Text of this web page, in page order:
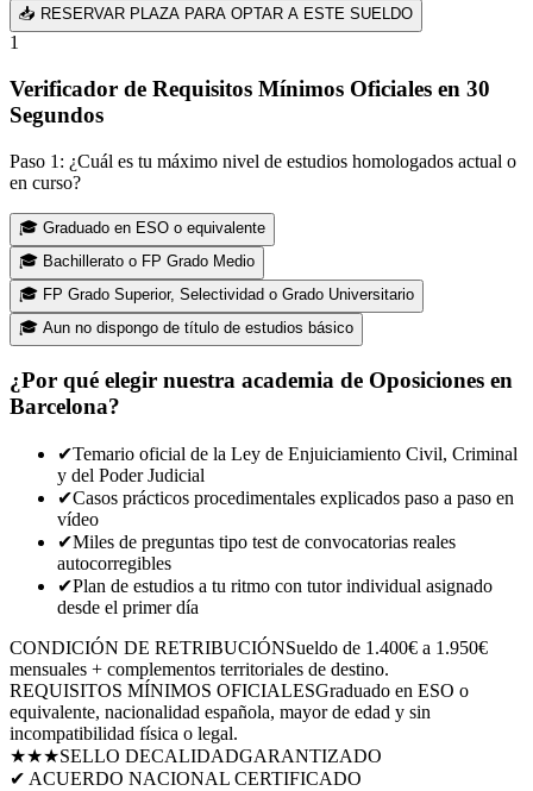
📥 RESERVAR PLAZA PARA OPTAR A ESTE SUELDO
1
Verificador de Requisitos Mínimos Oficiales en 30
Segundos
Paso 1: ¿Cuál es tu máximo nivel de estudios homologados actual o
en curso?
🎓 Graduado en ESO o equivalente
🎓 Bachillerato o FP Grado Medio
🎓 FP Grado Superior, Selectividad o Grado Universitario
🎓 Aun no dispongo de título de estudios básico
¿Por qué elegir nuestra academia de Oposiciones en
Barcelona?
✔Temario oficial de la Ley de Enjuiciamiento Civil, Criminal
y del Poder Judicial
✔Casos prácticos procedimentales explicados paso a paso en
vídeo
✔Miles de preguntas tipo test de convocatorias reales
autocorregibles
✔Plan de estudios a tu ritmo con tutor individual asignado
desde el primer día
CONDICIÓN DE RETRIBUCIÓNSueldo de 1.400€ a 1.950€
mensuales + complementos territoriales de destino.
REQUISITOS MÍNIMOS OFICIALESGraduado en ESO o
equivalente, nacionalidad española, mayor de edad y sin
incompatibilidad física o legal.
★★★SELLO DECALIDADGARANTIZADO
✔ ACUERDO NACIONAL CERTIFICADO